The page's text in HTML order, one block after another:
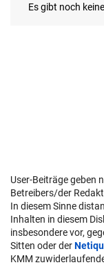
User-Beiträge geben
Betreibers/der
In diesem Sinne
Inhalten in diesem
insbesondere vor,
Sitten oder der
KMM